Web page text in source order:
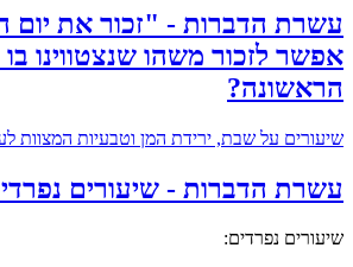
עשרת הדברות - "זכור את
אפשר לזכור משהו שנצטווינו
הראשונה?
שיעורים על שבת, ירידת המן וטבעיות המצוות
עשרת הדברות - שיעורים
שיעורים נפרדים: